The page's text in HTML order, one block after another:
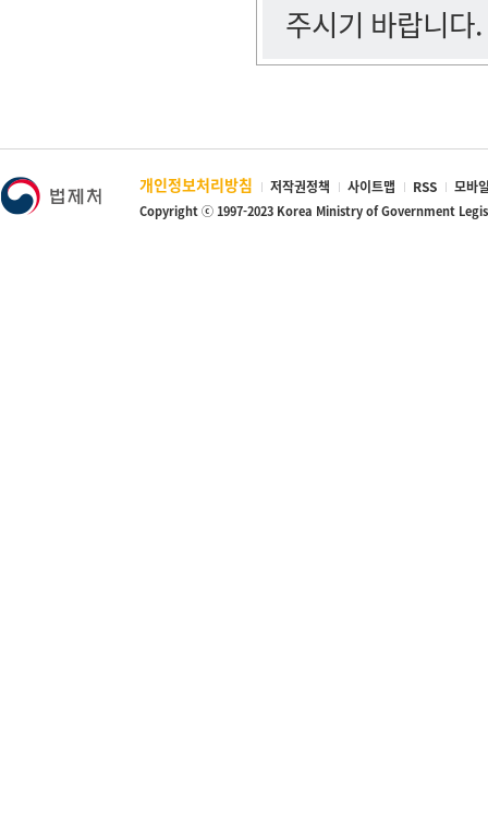
주시기 바랍니다.
개인정보처리방침 저작권정책 사이트맵 RSS 모바
Copyright ⓒ 1997-2023 Korea Ministry of Government